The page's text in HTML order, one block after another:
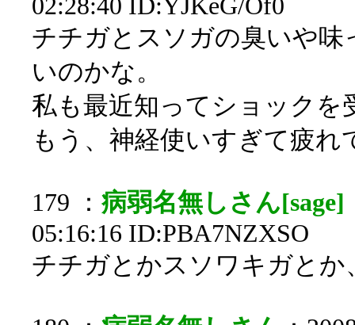
02:28:40 ID:YJKeG/Of0
チチガとスソガの臭いや
いのかな。
私も最近知ってショックを
もう、神経使いすぎて疲れ
179 ： 病弱名無しさん[sage]
05:16:16 ID:PBA7NZXSO
チチガとかスソワキガとか